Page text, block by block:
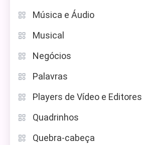
Música e Áudio
Musical
Negócios
Palavras
Players de Vídeo e Editores
Quadrinhos
Quebra-cabeça